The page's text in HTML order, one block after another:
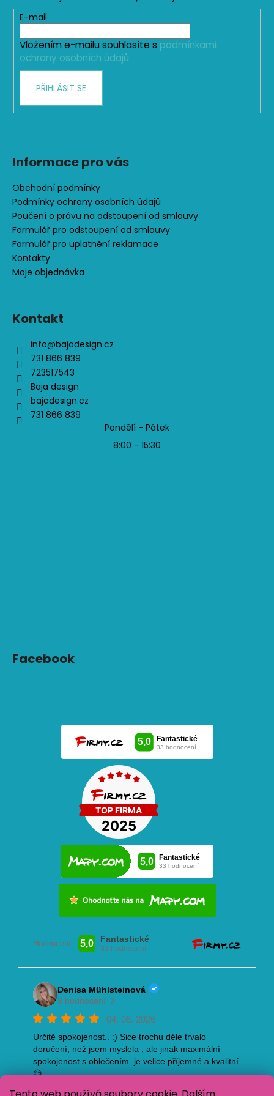
E-mail
Vložením e-mailu souhlasíte s podmínkami
ochrany osobních údajů
PŘIHLÁSIT SE
Informace pro vás
Obchodní podmínky
Podmínky ochrany osobních údajů
Poučení o právu na odstoupení od smlouvy
Formulář pro odstoupení od smlouvy
Formulář pro uplatnění reklamace
Kontakty
Moje objednávka
Kontakt
info@bajadesign.cz
731 866 839
723517543
Baja design
bajadesign.cz
731 866 839
Pondělí - Pátek
8:00 - 15:30
Facebook